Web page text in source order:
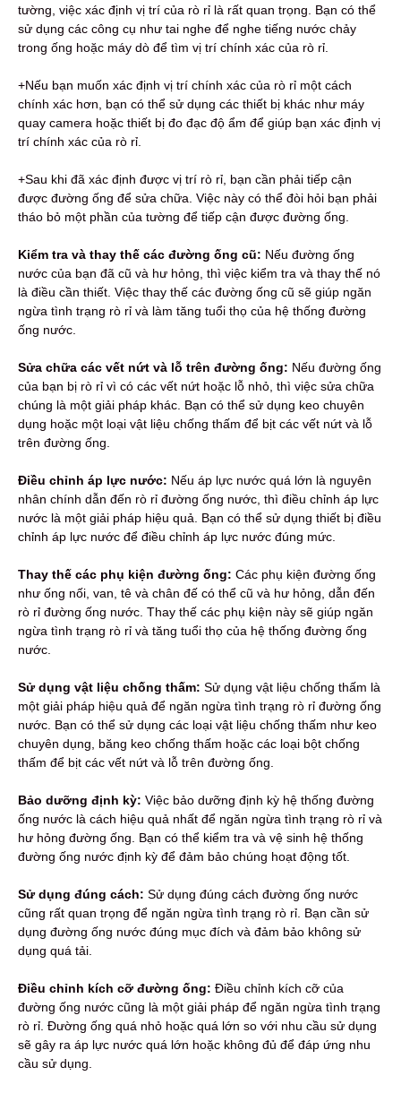
tường, việc xác định vị trí của rò rỉ là rất quan trọng. Bạn có thể
sử dụng các công cụ như tai nghe để nghe tiếng nước chảy
trong ống hoặc máy dò để tìm vị trí chính xác của rò rỉ.
+Nếu bạn muốn xác định vị trí chính xác của rò rỉ một cách
chính xác hơn, bạn có thể sử dụng các thiết bị khác như máy
quay camera hoặc thiết bị đo đạc độ ẩm để giúp bạn xác định vị
trí chính xác của rò rỉ.
+Sau khi đã xác định được vị trí rò rỉ, bạn cần phải tiếp cận
được đường ống để sửa chữa. Việc này có thể đòi hỏi bạn phải
tháo bỏ một phần của tường để tiếp cận được đường ống.
Kiểm tra và thay thế các đường ống cũ: Nếu đường ống
nước của bạn đã cũ và hư hỏng, thì việc kiểm tra và thay thế nó
là điều cần thiết. Việc thay thế các đường ống cũ sẽ giúp ngăn
ngừa tình trạng rò rỉ và làm tăng tuổi thọ của hệ thống đường
ống nước.
Sửa chữa các vết nứt và lỗ trên đường ống: Nếu đường ống
của bạn bị rò rỉ vì có các vết nứt hoặc lỗ nhỏ, thì việc sửa chữa
chúng là một giải pháp khác. Bạn có thể sử dụng keo chuyên
dụng hoặc một loại vật liệu chống thấm để bịt các vết nứt và lỗ
trên đường ống.
Điều chỉnh áp lực nước: Nếu áp lực nước quá lớn là nguyên
nhân chính dẫn đến rò rỉ đường ống nước, thì điều chỉnh áp lực
nước là một giải pháp hiệu quả. Bạn có thể sử dụng thiết bị điều
chỉnh áp lực nước để điều chỉnh áp lực nước đúng mức.
Thay thế các phụ kiện đường ống: Các phụ kiện đường ống
như ống nối, van, tê và chân đế có thể cũ và hư hỏng, dẫn đến
rò rỉ đường ống nước. Thay thế các phụ kiện này sẽ giúp ngăn
ngừa tình trạng rò rỉ và tăng tuổi thọ của hệ thống đường ống
nước.
Sử dụng vật liệu chống thấm: Sử dụng vật liệu chống thấm là
một giải pháp hiệu quả để ngăn ngừa tình trạng rò rỉ đường ống
nước. Bạn có thể sử dụng các loại vật liệu chống thấm như keo
chuyên dụng, băng keo chống thấm hoặc các loại bột chống
thấm để bịt các vết nứt và lỗ trên đường ống.
Bảo dưỡng định kỳ: Việc bảo dưỡng định kỳ hệ thống đường
ống nước là cách hiệu quả nhất để ngăn ngừa tình trạng rò rỉ và
hư hỏng đường ống. Bạn có thể kiểm tra và vệ sinh hệ thống
đường ống nước định kỳ để đảm bảo chúng hoạt động tốt.
Sử dụng đúng cách: Sử dụng đúng cách đường ống nước
cũng rất quan trọng để ngăn ngừa tình trạng rò rỉ. Bạn cần sử
dụng đường ống nước đúng mục đích và đảm bảo không sử
dụng quá tải.
Điều chỉnh kích cỡ đường ống: Điều chỉnh kích cỡ của
đường ống nước cũng là một giải pháp để ngăn ngừa tình trạng
rò rỉ. Đường ống quá nhỏ hoặc quá lớn so với nhu cầu sử dụng
sẽ gây ra áp lực nước quá lớn hoặc không đủ để đáp ứng nhu
cầu sử dụng.